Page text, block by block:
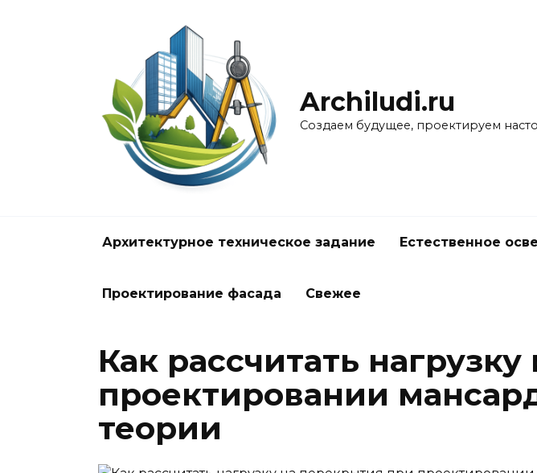
Archiludi.ru
Создаем будущее, проектируем
Архитектурное техническое задание Естественное
Проектирование фасада Свежее
Как рассчитать
проектировании
теории